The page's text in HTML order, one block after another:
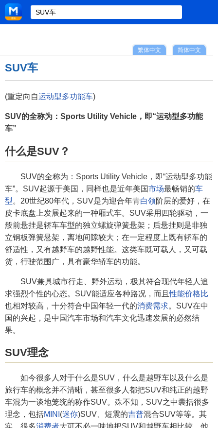
简体中文
繁体中文
SUV车
(重定向自运动型多功能车)
SUV的全称为：Sports Utility Vehicle，即“运动型多功能
车”
什么是SUV？
SUV的全称为：Sports Utility Vehicle，即“运动型多功能
车”。SUV起源于美国，同样也是近年美国市场最畅销的车
型。20世纪80年代，SUV是为迎合年青白领阶层的爱好，在
皮卡底盘上发展起来的一种厢式车。SUV采用四轮驱动，一
般前悬挂是轿车车型的独立螺旋弹簧悬架；后悬挂则是非独
立钢板弹簧悬架，离地间隙较大；在一定程度上既有轿车的
舒适性，又有越野车的越野性能。这类车既可载人，又可载
货，行驶范围广，具有豪华轿车的功能。
SUV兼具城市行走、野外运动，极其符合现代年轻人追
求强烈个性的心态。SUV能适应各种路况，而且性能价格比
也相对较高，十分符合中国年轻一代的消费需求。SUV在中
国的兴起，是中国汽车市场和汽车文化迅速发展的必然结
果。
SUV理念
如今很多人对于什么是SUV，什么是越野车以及什么是
旅行车的概念并不清晰，甚至很多人都把SUV和纯正的越野
车混为一谈地笼统的称作SUV。殊不知，SUV之中囊括很多
理念，包括MINI (迷你)SUV、短震的吉普混合SUV等等。其